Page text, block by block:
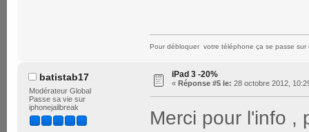
Pour débloquer votre téléphone ça se passe sur
batistab17
Modérateur Global
Passe sa vie sur
iphonejailbreak
iPad 3 -20%
« Réponse #5 le: 28 octobre 2012,
Merci pour l'info ,